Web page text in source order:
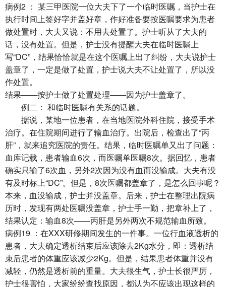
病例2 ： 某三甲医院一位大夫下了一个临时医嘱，当护士在
执行时间上签好字并盖好章，作好准备要按医嘱要求为患者
做处置时，大夫又说：不用去处置了。护士听从了大夫的
话，没有处置。但是，护士没有提醒大夫在临时医嘱上
写“DC”，结果恰恰就是在这个医嘱上出了纠纷，大夫说护士
盖章了，一定是做了处置，护士说大夫不让处置了，所以没
作处置。
结果——按护士做了处置处理——因为护士盖章了。
例二： 和临时医嘱有关系的话题。
据说，某地一位患者，在当地医院外科住院，接受手术
治疗。在住院期间进行了输血治疗。出院后，检查出了“丙
肝”，就来追究医院的责任。结果，临时医嘱单又出了问题：
血库记载，患者输血6次，而医嘱单医嘱8次。据回忆，患者
确实只输了6次血，另外2次因为没有血而没输成。大夫有没
有及时标上“DC”。但是，8次医嘱都盖章了，是怎么回事呢？
本来，血没输成，护士并没盖章。后来，护士在整理出院病
历时，发现有两处医嘱没盖章，护士手一勤，把章补上了，
结果认定：输血8次——丙肝是另外两次不规范输血所致。
病例19 ：在XXX研修期间发生的一件事。一位行血液透析的
患者，大夫确定透析结束后应该除去2Kg水分，即：透析结
束后患者的体重应该减少2Kg。但是，结果患者体重并没有
减轻，仍然是透析前的重量。大夫很生气，护士长很严厉，
护士很害怕，大家纷纷查找原因，都认为不应该出现这样的